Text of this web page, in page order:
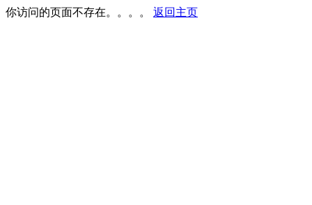
你访问的页面不存在。。。。 返回主页